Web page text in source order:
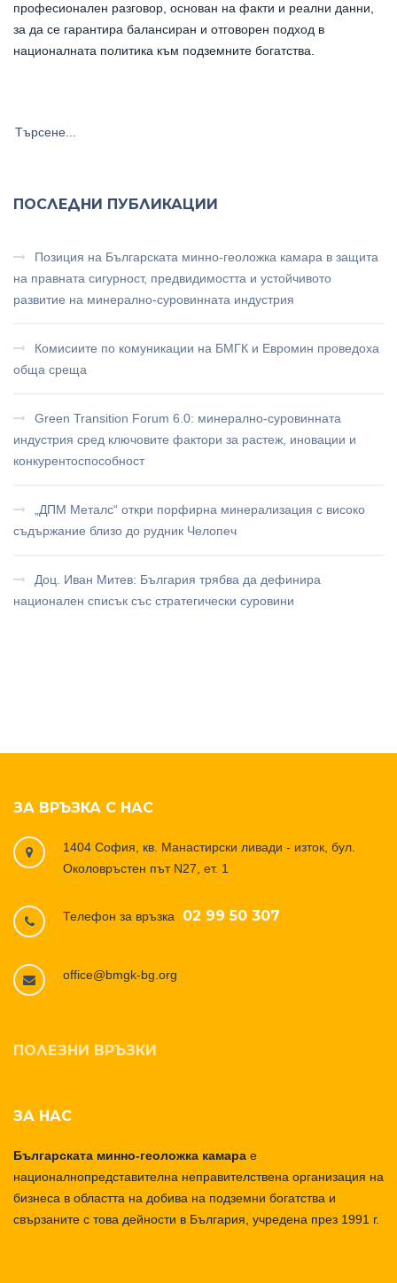
професионален разговор, основан на факти и реални данни,
за да се гарантира балансиран и отговорен подход в
националната политика към подземните богатства.
ПОСЛЕДНИ ПУБЛИКАЦИИ
Позиция на Българската минно-геоложка камара в защита
на правната сигурност, предвидимостта и устойчивото
развитие на минерално-суровинната индустрия
Комисиите по комуникации на БМГК и Евромин проведоха
обща среща
Green Transition Forum 6.0: минерално-суровинната
индустрия сред ключовите фактори за растеж, иновации и
конкурентоспособност
„ДПМ Металс“ откри порфирна минерализация с високо
съдържание близо до рудник Челопеч
Доц. Иван Митев: България трябва да дефинира
национален списък със стратегически суровини
ЗА ВРЪЗКА С НАС
1404 София, кв. Манастирски ливади - изток, бул.
Околовръстен път N27, ет. 1
Телефон за връзка 02 99 50 307
office@bmgk-bg.org
ПОЛЕЗНИ ВРЪЗКИ
ЗА НАС
Българската минно-геоложка камара е
националнопредставителна неправителствена организация на
бизнеса в областта на добива на подземни богатства и
свързаните с това дейности в България, учредена през 1991 г.